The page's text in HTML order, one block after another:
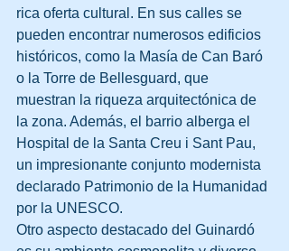
rica oferta cultural. En sus calles se
pueden encontrar numerosos edificios
históricos, como la Masía de Can Baró
o la Torre de Bellesguard, que
muestran la riqueza arquitectónica de
la zona. Además, el barrio alberga el
Hospital de la Santa Creu i Sant Pau,
un impresionante conjunto modernista
declarado Patrimonio de la Humanidad
por la UNESCO.
Otro aspecto destacado del Guinardó